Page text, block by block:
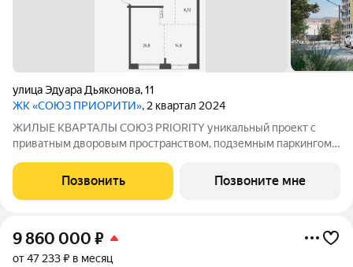
улица Эдуара Дьяконова,11
ЖК «СОЮЗ ПРИОРИТИ», 2 квартал 2024
ЖИЛЫЕ КВАРТАЛЫ СОЮЗ PRIORITY уникальный проект с
приватным дворовым пространством, подземным паркингом,
инфраструктурои в сердце Свердловского района города
Иркутска. Уникальность ЖИЛЫХ КВАРТАЛОВ
Позвонить Позвоните мне
9 860 000 ₽
от 47 233 ₽ в месяц